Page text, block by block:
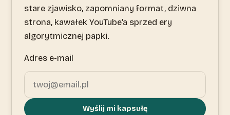
stare zjawisko, zapomniany format, dziwna
strona, kawałek YouTube’a sprzed ery
algorytmicznej papki.
Adres e-mail
Wyślij mi kapsułę